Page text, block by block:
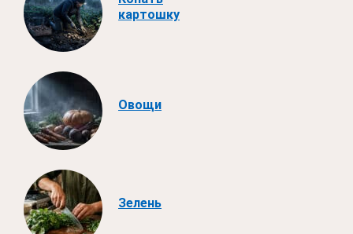
картошку
Овощи
Зелень